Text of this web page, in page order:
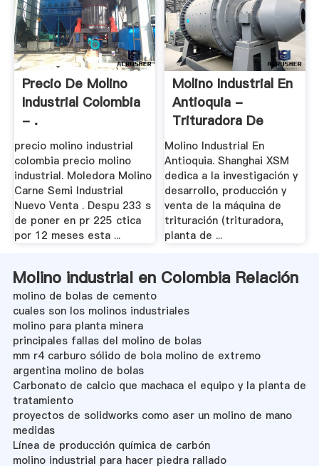
Precio De Molino
Industrial Colombia
- .
precio molino industrial
colombia precio molino
industrial. Moledora Molino
Carne Semi Industrial
Nuevo Venta . Despu 233 s
de poner en pr 225 ctica
por 12 meses esta ...
Molino Industrial En
Antioquia -
Trituradora De
Cono
Molino Industrial En
Antioquia. Shanghai XSM
dedica a la investigación y
desarrollo, producción y
venta de la máquina de
trituración (trituradora,
planta de ...
Molino industrial en Colombia Relación
molino de bolas de cemento
cuales son los molinos industriales
molino para planta minera
principales fallas del molino de bolas
mm r4 carburo sólido de bola molino de extremo
argentina molino de bolas
Carbonato de calcio que machaca el equipo y la planta de
tratamiento
proyectos de solidworks como aser un molino de mano
medidas
Línea de producción química de carbón
molino industrial para hacer piedra rallado